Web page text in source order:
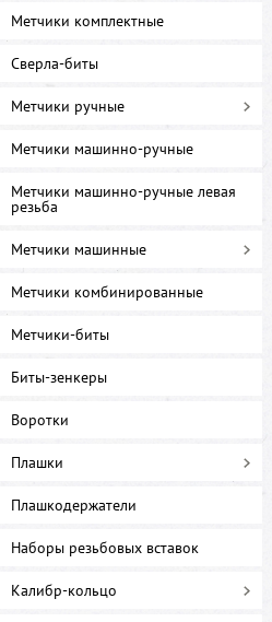
Метчики комплектные
Сверла-биты
Метчики ручные
Метчики машинно-ручные
Метчики машинно-ручные левая
резьба
Метчики машинные
Метчики комбинированные
Метчики-биты
Биты-зенкеры
Воротки
Плашки
Плашкодержатели
Наборы резьбовых вставок
Калибр-кольцо